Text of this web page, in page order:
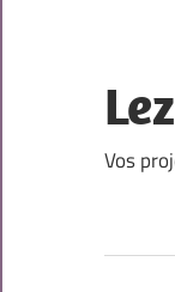
content
Vos